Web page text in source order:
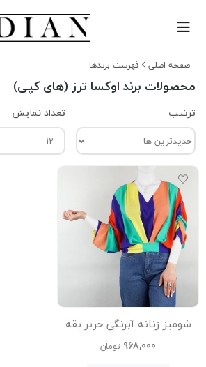
صفحه اصلی فهرست برندها
محصولات برند اوکسا ترز (های کپی)
ترتیب تعداد نمایش
شومیز زنانه آبرنگی حریر یقه
هفت
968,000 تومان